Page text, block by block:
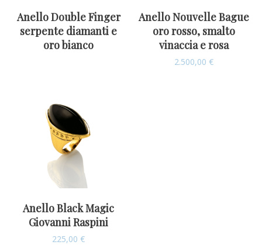
Anello Double Finger
serpente diamanti e
oro bianco
Anello Nouvelle Bague
oro rosso, smalto
vinaccia e rosa
2.500,00 €
Anello Black Magic
Giovanni Raspini
225,00 €